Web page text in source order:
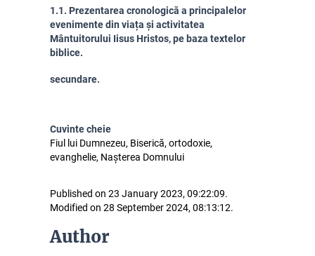
1.1. Prezentarea cronologică a principalelor
evenimente din viața și activitatea
Mântuitorului Iisus Hristos, pe baza textelor
biblice.
secundare.
Cuvinte cheie
Fiul lui Dumnezeu, Biserică, ortodoxie,
evanghelie, Nașterea Domnului
Published on 23 January 2023, 09:22:09.
Modified on 28 September 2024, 08:13:12.
Author